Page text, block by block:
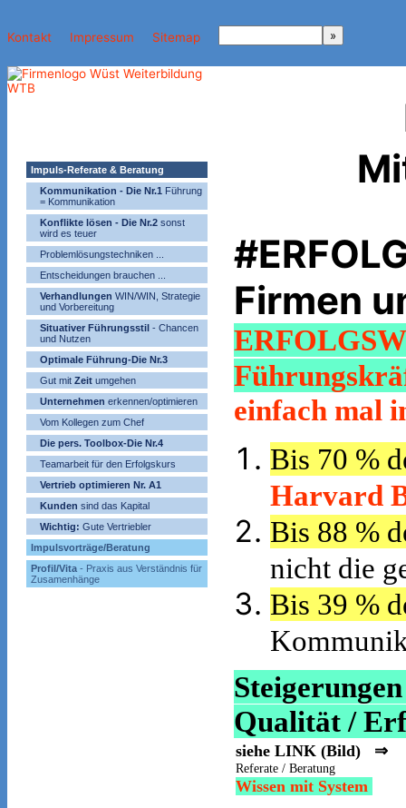
Kontakt Impressum Sitemap
Impuls-Referate & Beratung
Kommunikation - Die Nr.1 Führung
= Kommunikation
Konflikte lösen - Die Nr.2 sonst
wird es teuer
Problemlösungstechniken ...
Entscheidungen brauchen ...
Verhandlungen WIN/WIN, Strategie
und Vorbereitung
Situativer Führungsstil - Chancen
und Nutzen
Optimale Führung-Die Nr.3
Gut mit Zeit umgehen
Unternehmen erkennen/optimieren
Vom Kollegen zum Chef
Die pers. Toolbox-Die Nr.4
Teamarbeit für den Erfolgskurs
Vertrieb optimieren Nr. A1
Kunden sind das Kapital
Wichtig: Gute Vertriebler
Impulsvorträge/Beratung
Profil/Vita - Praxis aus Verständnis für
Zusamenhänge
Firmen
einfach mal
Bis 70 %
Harvard
Bis 88 %
nicht die
Bis 39 %
Qualität /
siehe LINK (Bild) ⇒
Referate / Beratung
Wissen mit System